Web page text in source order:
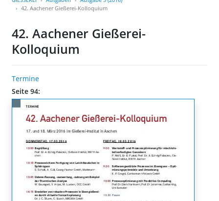
42. Aachener Gießerei-Kolloquium
42. Aachener Gießerei-
Kolloquium
Termine
Seite 94: